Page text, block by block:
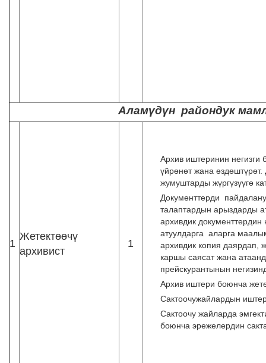
Аламүдүн райондук
1
Жетектөөчү
архивист
1
Архив иштеринин негизги
үйрɵнɵт жана
жумуштарды жүргүзүүгɵ
Документтерди
талаптардын арыздарды
архивдик
атуулдарга аларга
архивдик копия даярдап,
каршы саясат жана
прейскурантынын
Архив иштери боюнча
Сактоочужайлардын
Сактоочу жайларда
боюнча эрежелердин